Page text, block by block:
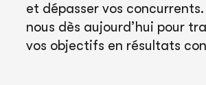
et dépasser vos
nous dès aujourd’hui pour
vos objectifs en résultats